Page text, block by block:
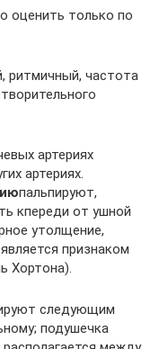
оценить только по
ритмичный, частота
артериях
артериях.
пальпируют,
кпереди от ушной
утолщение,
признаком
Хортона).
следующим
подушечка